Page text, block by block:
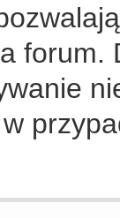
forum.